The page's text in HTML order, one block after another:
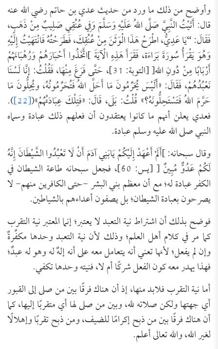
وأوضح من ذلك ما ورد من حديث عدي بن حاتم رضي الله عنه
قال: أَتَيْتُ النَّبِيَّ صَلَّى اللهُ عَلَيْهِ وَسَلَّمَ وَفِي عُنُقِي صَلِيبٌ مِنْ ذَهَبٍ،
فَقَالَ: “يَا عَدِيُّ، اطْرَحْ هَذَا الْوَثَنَ مِنْ عُنُقِكَ، فَطَرَحْتُهُ فَانْتَهَيْتُ إِلَيْهِ
وَهُوَ يَقْرَأُ سُورَةَ بَرَاءَة، فَقَرَأَ هَذِهِ الْآيَةَ ]اتَّخَذُوا أَحْبَارَهُمْ وَرُهْبَانَهُمْ
أَرْبَابًا مِنْ دُونِ اللهِ[ [التوبة: 31]، حَتَّى فَرَغَ مِنْهَا، فَقُلْتُ: إنَّا لَسْنَا
نَعْبُدُهُمْ، فَقَالَ: «أَلَيْسَ يُحَرِّمُونَ مَا أَحَلَّ اللهُ فَتُحَرِّمُونُهُ، ويُحِلُّونَ مَا
حَرَّمَ اللهُ فَتَسْتَحِلُّونَهُ؟» قُلْتُ: بَلَى، قَالَ: «فَتِلْكَ عِبَادَتُهُمْ»([22]
).
فعدي يعلن أنهم ما كانوا يعتقدون أن فعلهم ذلك عبادة وسماه
النبي صلى الله عليه وسلم عبادة.
وقال سبحانه: ]أَلَمْ أَعْهَدْ إِلَيْكُمْ يَابَنِي آدَمَ أَنْ لَا تَعْبُدُوا الشَّيْطَانَ إِنَّهُ
لَكُمْ عَدُوٌّ مُبِينٌ [ [يس: 60]، فجعل سبحانه طاعة الشيطان في
الكفر عبادة له؛ مع أن معظم بني البشر -حتى الكافرين منهم- لا
يصرحون بعبادة الشيطان؛ بل يصفون أعداءهم بالشياطين.
فوضح بذلك أن اشتراط نية التعبد لا يعتبر؛ إنما المعتبر نية التقرب
كما مر في كلام أهل العلم؛ وذلك لأن نية التعبد وحدها مكفِّرةٌ
وإن لم يفعل؛ لأنها تعني أنه يتعامل معه على أنه إلهٌ له وهو له عبدٌ؛
فهذا يهدر معه كون الفعل شركًا أم لا، فنيته وحدها تكفي.
أما نية التقرب فلابد منها، إذ أن هناك فرقًا بين من صلى إلى القبور
أي جهتها ولكن صلاته لله، وبين من صلى لها أي متقربًا إليها، كما
أن هناك فرقًا بين من ذبح إكرامًا للضيف، ومن ذبح تقربًا وإهلالًا
لغير الله، والله تعالى أعلم.